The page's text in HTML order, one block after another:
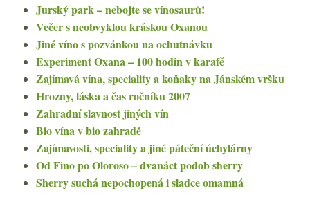
Jurský park – nebojte se vínosaurů!
Večer s neobvyklou kráskou Oxanou
Jiné víno s pozvánkou na ochutnávku
Experiment Oxana – 100 hodin v karafě
Zajímavá vína, speciality a koňaky na Jánském vršku
Hrozny, láska a čas ročníku 2007
Zahradní slavnost jiných vín
Bio vína v bio zahradě
Zajímavosti, speciality a jiné páteční úchylárny
Od Fino po Oloroso – dvanáct podob sherry
Sherry suchá nepochopená i sladce omamná